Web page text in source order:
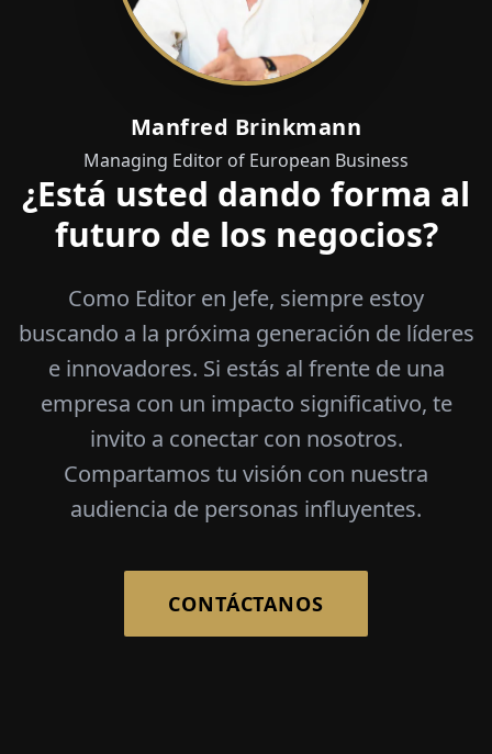
Manfred Brinkmann
Managing Editor of European Business
¿Está usted dando forma al
futuro de los negocios?
Como Editor en Jefe, siempre estoy
buscando a la próxima generación de líderes
e innovadores. Si estás al frente de una
empresa con un impacto significativo, te
invito a conectar con nosotros.
Compartamos tu visión con nuestra
audiencia de personas influyentes.
CONTÁCTANOS